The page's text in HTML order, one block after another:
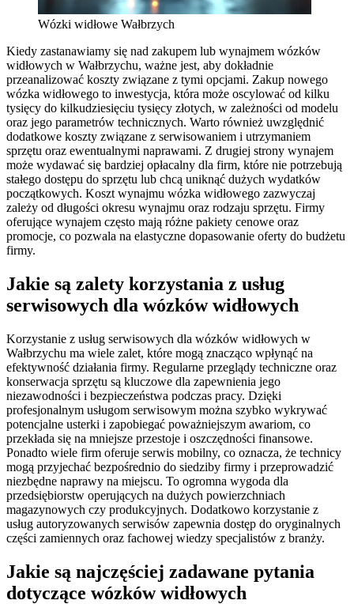
Wózki widłowe Wałbrzych
Kiedy zastanawiamy się nad zakupem lub wynajmem wózków
widłowych w Wałbrzychu, ważne jest, aby dokładnie
przeanalizować koszty związane z tymi opcjami. Zakup nowego
wózka widłowego to inwestycja, która może oscylować od kilku
tysięcy do kilkudziesięciu tysięcy złotych, w zależności od modelu
oraz jego parametrów technicznych. Warto również uwzględnić
dodatkowe koszty związane z serwisowaniem i utrzymaniem
sprzętu oraz ewentualnymi naprawami. Z drugiej strony wynajem
może wydawać się bardziej opłacalny dla firm, które nie potrzebują
stałego dostępu do sprzętu lub chcą uniknąć dużych wydatków
początkowych. Koszt wynajmu wózka widłowego zazwyczaj
zależy od długości okresu wynajmu oraz rodzaju sprzętu. Firmy
oferujące wynajem często mają różne pakiety cenowe oraz
promocje, co pozwala na elastyczne dopasowanie oferty do budżetu
firmy.
Jakie są zalety korzystania z usług
serwisowych dla wózków widłowych
Korzystanie z usług serwisowych dla wózków widłowych w
Wałbrzychu ma wiele zalet, które mogą znacząco wpłynąć na
efektywność działania firmy. Regularne przeglądy techniczne oraz
konserwacja sprzętu są kluczowe dla zapewnienia jego
niezawodności i bezpieczeństwa podczas pracy. Dzięki
profesjonalnym usługom serwisowym można szybko wykrywać
potencjalne usterki i zapobiegać poważniejszym awariom, co
przekłada się na mniejsze przestoje i oszczędności finansowe.
Ponadto wiele firm oferuje serwis mobilny, co oznacza, że technicy
mogą przyjechać bezpośrednio do siedziby firmy i przeprowadzić
niezbędne naprawy na miejscu. To ogromna wygoda dla
przedsiębiorstw operujących na dużych powierzchniach
magazynowych czy produkcyjnych. Dodatkowo korzystanie z
usług autoryzowanych serwisów zapewnia dostęp do oryginalnych
części zamiennych oraz fachowej wiedzy specjalistów z branży.
Jakie są najczęściej zadawane pytania
dotyczące wózków widłowych